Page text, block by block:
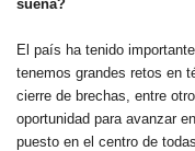
sueña?
El país ha tenido
tenemos grandes retos en
cierre de brechas, entre
oportunidad para avanzar
puesto en el centro de